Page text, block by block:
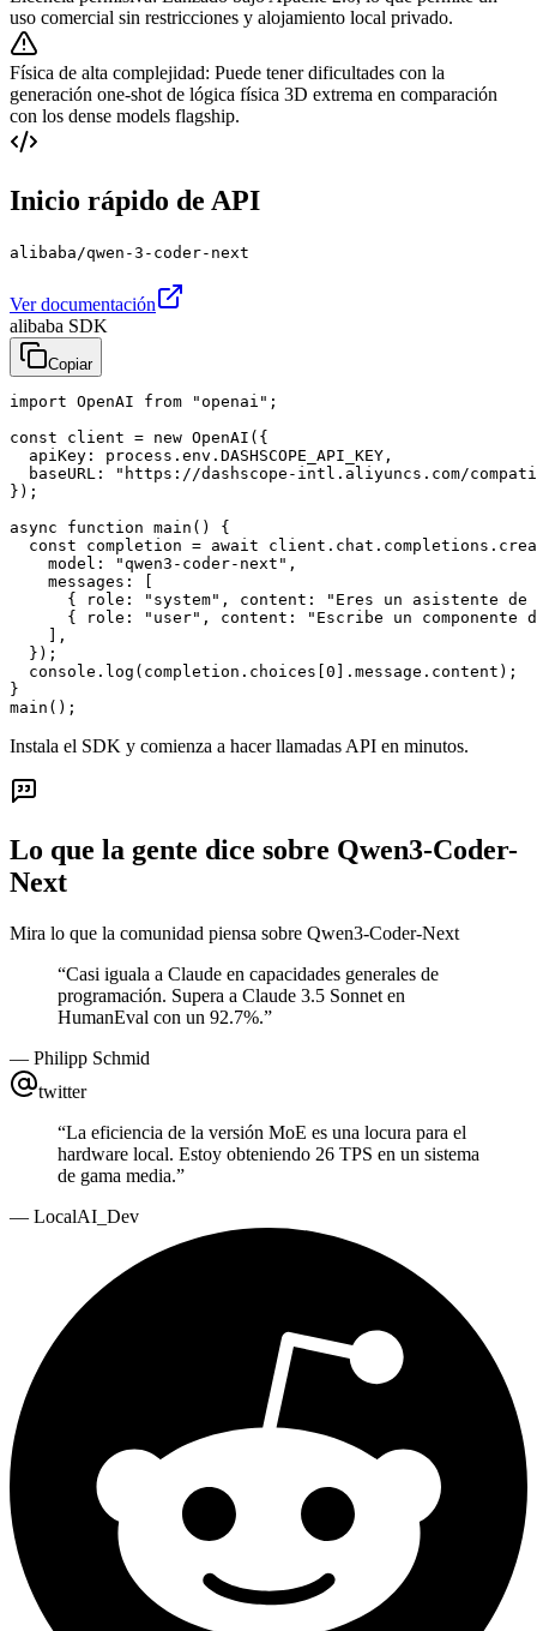
uso comercial sin restricciones y alojamiento local privado.
Física de alta complejidad: Puede tener dificultades con la
generación one-shot de lógica física 3D extrema en comparación
con los dense models flagship.
Inicio rápido de API
alibaba/qwen-3-coder-next
Ver documentación
alibaba SDK
Copiar
import OpenAI from "openai";
const client = new OpenAI({
  apiKey: process.env.DASHSCOPE_API_KEY,
baseURL: "https://dashscope-intl.aliyuncs.com/
});
async function main() {
const completion = await
    model: "qwen3-coder-next",
    messages: [
{ role: "system", content: "Eres un asistente de
{ role: "user", content: "Escribe un componente
    ],
  });
  console.log(completion.choices[0].message.content);
}
main();
Instala el SDK y comienza a hacer llamadas API en minutos.
Lo que la gente dice sobre Qwen3-Coder-
Next
Mira lo que la comunidad piensa sobre Qwen3-Coder-Next
“Casi iguala a Claude en capacidades generales de
programación. Supera a Claude 3.5 Sonnet en
HumanEval con un 92.7%.”
— Philipp Schmid
twitter
“La eficiencia de la versión MoE es una locura para el
hardware local. Estoy obteniendo 26 TPS en un sistema
de gama media.”
— LocalAI_Dev